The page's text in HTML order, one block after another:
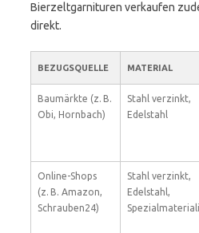
Bierzeltgarnituren verkaufen
direkt.
BEZUGSQUELLE MATERIAL
Baumärkte (z. B.
Obi, Hornbach)
Stahl verzinkt,
Edelstahl
Online-Shops
(z. B. Amazon,
Schrauben24)
Stahl verzinkt,
Edelstahl,